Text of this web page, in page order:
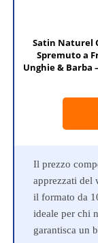
Satin Naturel
Spremuto a
Unghie & Barba
Il prezzo
apprezzati del
il formato da
ideale per chi
garantisca un